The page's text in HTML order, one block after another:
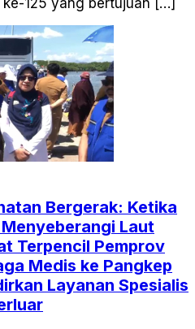
125 yang bertujuan […]
Bergerak: Ketika
Laut
Terpencil Pemprov
Medis ke Pangkep
Layanan Spesialis